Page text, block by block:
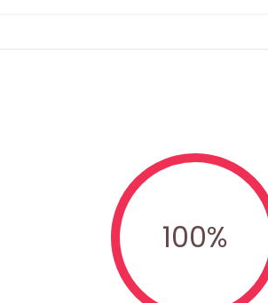
100%